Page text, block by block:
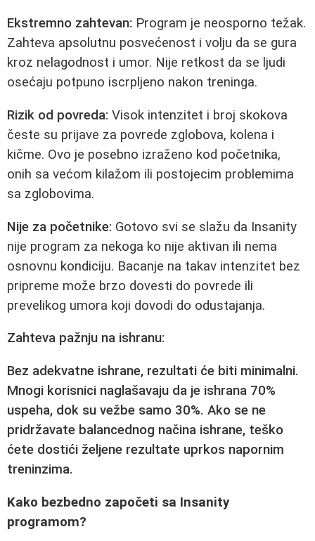
Ekstremno zahtevan: Program je neosporno težak.
Zahteva apsolutnu posvećenost i volju da se gura
kroz nelagodnost i umor. Nije retkost da se ljudi
osećaju potpuno iscrpljeno nakon treninga.
Rizik od povreda: Visok intenzitet i broj skokova
česte su prijave za povrede zglobova, kolena i
kičme. Ovo je posebno izraženo kod početnika,
onih sa većom kilažom ili postojecim problemima
sa zglobovima.
Nije za početnike: Gotovo svi se slažu da Insanity
nije program za nekoga ko nije aktivan ili nema
osnovnu kondiciju. Bacanje na takav intenzitet bez
pripreme može brzo dovesti do povrede ili
prevelikog umora koji dovodi do odustajanja.
Zahteva pažnju na ishranu:
Bez adekvatne ishrane, rezultati će biti minimalni.
Mnogi korisnici naglašavaju da je ishrana 70%
uspeha, dok su vežbe samo 30%. Ako se ne
pridržavate balancednog načina ishrane, teško
ćete dostići željene rezultate uprkos napornim
treninzima.
Kako bezbedno započeti sa Insanity
programom?